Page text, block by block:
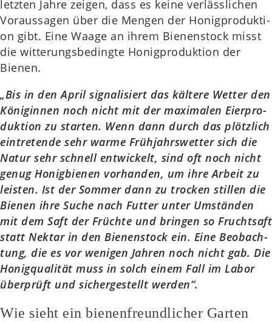
letz­ten Jahre zeigen, dass es keine ver­läss­li­chen
Vor­aus­sa­gen über die Mengen der Honig­pro­duk­ti­
on gibt. Eine Waage an ihrem Bie­nen­stock misst
die wit­te­rungs­be­ding­te Honig­pro­duk­ti­on der
Bienen.
„Bis in den April signa­li­siert das käl­te­re Wetter den
Köni­gin­nen noch nicht mit der maxi­ma­len Eier­pro­
duk­ti­on zu star­ten. Wenn dann durch das plötz­lich
ein­tre­ten­de sehr warme Früh­jahrs­wet­ter sich die
Natur sehr schnell ent­wi­ckelt, sind oft noch nicht
genug Honig­bie­nen vor­han­den, um ihre Arbeit zu
leis­ten. Ist der Sommer dann zu tro­cken stil­len die
Bienen ihre Suche nach Futter unter Umstän­den
mit dem Saft der Früch­te und brin­gen so Frucht­saft
statt Nektar in den Bie­nen­stock ein. Eine Beob­ach­
tung, die es vor weni­gen Jahren noch nicht gab. Die
Honig­qua­li­tät muss in solch einem Fall im Labor
über­prüft und sicher­ge­stellt werden“.
Wie sieht ein bienenfreundlicher Garten